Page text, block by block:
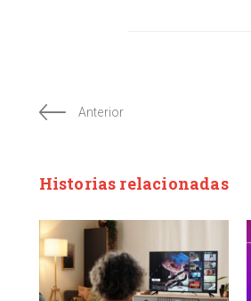
Anterior
Historias relacionadas